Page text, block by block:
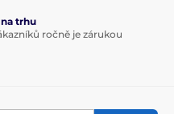
trhu
ročně je zárukou